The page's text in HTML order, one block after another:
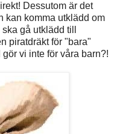
Dessutom är det
kan komma utklädd om
gå utklädd till
piratdräkt för "bara"
vi inte för våra barn?!